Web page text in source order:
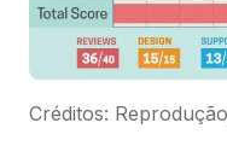
Créditos: